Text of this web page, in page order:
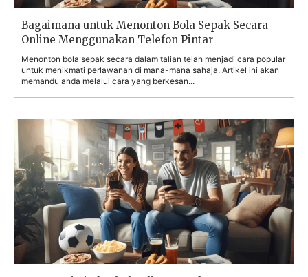
Bagaimana untuk Menonton Bola Sepak Secara
Online Menggunakan Telefon Pintar
Menonton bola sepak secara dalam talian telah menjadi cara popular
untuk menikmati perlawanan di mana-mana sahaja. Artikel ini akan
memandu anda melalui cara yang berkesan...